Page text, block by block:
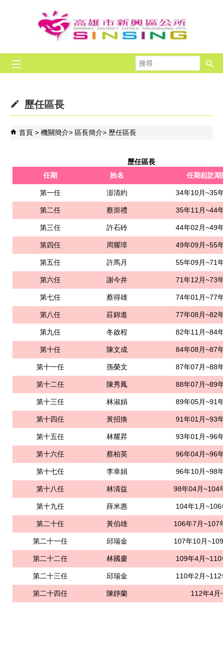
跳到主要內容區塊
尋
歷任區長
首頁 機關簡介 區長簡介 歷任區長
歷任區長
任期
姓名 任期起訖期
第一任 澎清約 34年10月~35
第二任 蔡崇禮 35年11月~44
第三任 許石砱 44年02月~49
第四任 周耀璋 49年09月~55
第五任 許馬月 55年09月~71
第六任 謝今井 71年12月~73
第七任 蔡得雄 74年01月~77
第八任 莊錦進 77年08月~82
第九任 冬啟程 82年11月~84
第十任 陳文成 84年08月~87
第十一任 孫榮文 87年07月~88
第十二任 陳秀鳳 88年07月~89
第十三任 林淑娟 89年05月~91
第十四任 黃招換 91年01月~93
第十五任 林耀昇 93年01月~96
第十六任 蔡柏英 96年04月~96
第十七任 李幸娟 96年10月~98
第十八任 林清益 98年04月~104
第十九任 薛米惠 104年1月
第二十任 黃伯雄 106年7月~107
第二十一任 邱瑞金 107年10月
第二十二任 林國慶 109年4月
第二十三任 邱瑞金 110年2月
第二十四任 陳靜蘭 112年4月